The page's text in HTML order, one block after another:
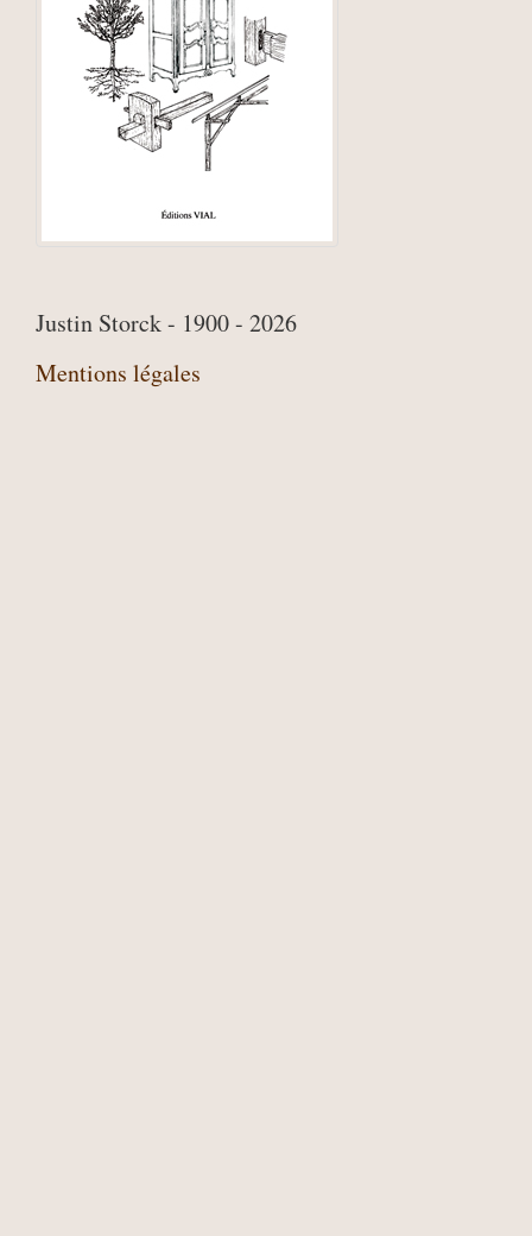
Justin Storck - 1900 - 2026
Mentions légales